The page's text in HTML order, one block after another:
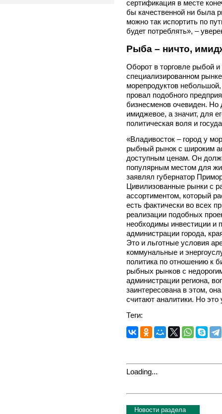
сертификация в месте
бы качественной ни была
можно так испортить по
будет потреблять», –
Рыба – ничто,
Оборот в торговле рыбой
специализированном
морепродуктов
провал подобного
бизнесменов очевиден. Но
имиджевое, а значит, для
политическая воля и
«Владивосток – город у
рыбный рынок с широким
доступным ценам. Он
популярным местом для
заявлял губернатор
Цивилизованные рынки с
ассортиментом, который
есть фактически во всех
реализации подобных
необходимы инвестиции и
администрации города,
Это и льготные условия
коммунальные и
политика по отношению к
рыбных рынков с
администрации региона,
заинтересована в этом,
считают аналитики. Но это
Теги:
Loading...
Новости раздела